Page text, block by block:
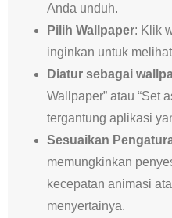
Anda unduh.
Pilih Wallpaper: Klik
inginkan untuk
Diatur sebagai
Wallpaper” atau “Set
tergantung aplikasi
Sesuaikan
memungkinkan
kecepatan animasi
menyertainya.